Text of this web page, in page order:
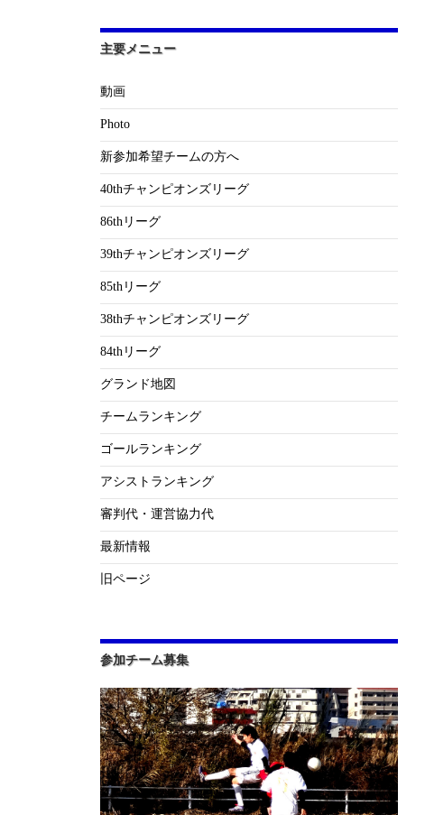
主要メニュー
動画
Photo
新参加希望チームの方へ
40thチャンピオンズリーグ
86thリーグ
39thチャンピオンズリーグ
85thリーグ
38thチャンピオンズリーグ
84thリーグ
グランド地図
チームランキング
ゴールランキング
アシストランキング
審判代・運営協力代
最新情報
旧ページ
参加チーム募集